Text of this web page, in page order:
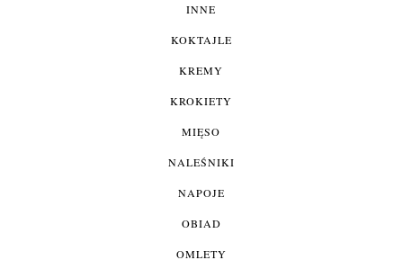
INNE
KOKTAJLE
KREMY
KROKIETY
MIĘSO
NALEŚNIKI
NAPOJE
OBIAD
OMLETY